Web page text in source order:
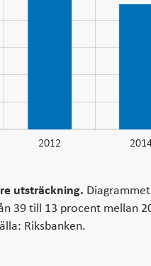
L
2012
utsträckning.
39 till 13 procent mellan
Riksbanken.